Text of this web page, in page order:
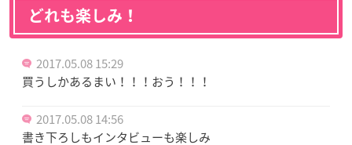
どれも楽しみ！
2017.05.08 15:29
買うしかあるまい！！！おう！！！
2017.05.08 14:56
書き下ろしもインタビューも楽しみ